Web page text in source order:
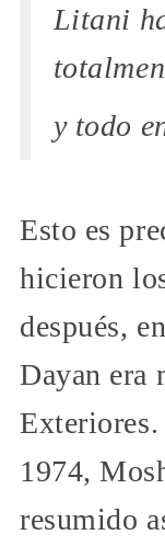
Litani
y todo
Esto es
hicieron
después,
Dayan era
Exteriores.
1974,
resumido